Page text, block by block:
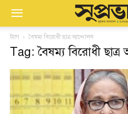
ট্যাগ বৈষম্য বিরোধী ছাত্র আন্দোলন
Tag: বৈষম্য বিরোধী